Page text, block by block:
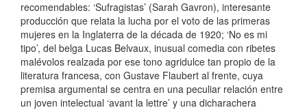
recomendables: ‘Sufragistas’ (Sarah Gavron), interesante
producción que relata la lucha por el voto de las primeras
mujeres en la Inglaterra de la década de 1920; ‘No es mi
tipo’, del belga Lucas Belvaux, inusual comedia con ribetes
malévolos realzada por ese tono agridulce tan propio de la
literatura francesa, con Gustave Flaubert al frente, cuya
premisa argumental se centra en una peculiar relación entre
un joven intelectual ‘avant la lettre’ y una dicharachera